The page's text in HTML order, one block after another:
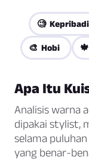
🧐
🎨 Hobi
Apa Itu
Analisis warna
dipakai stylist,
selama
yang benar-